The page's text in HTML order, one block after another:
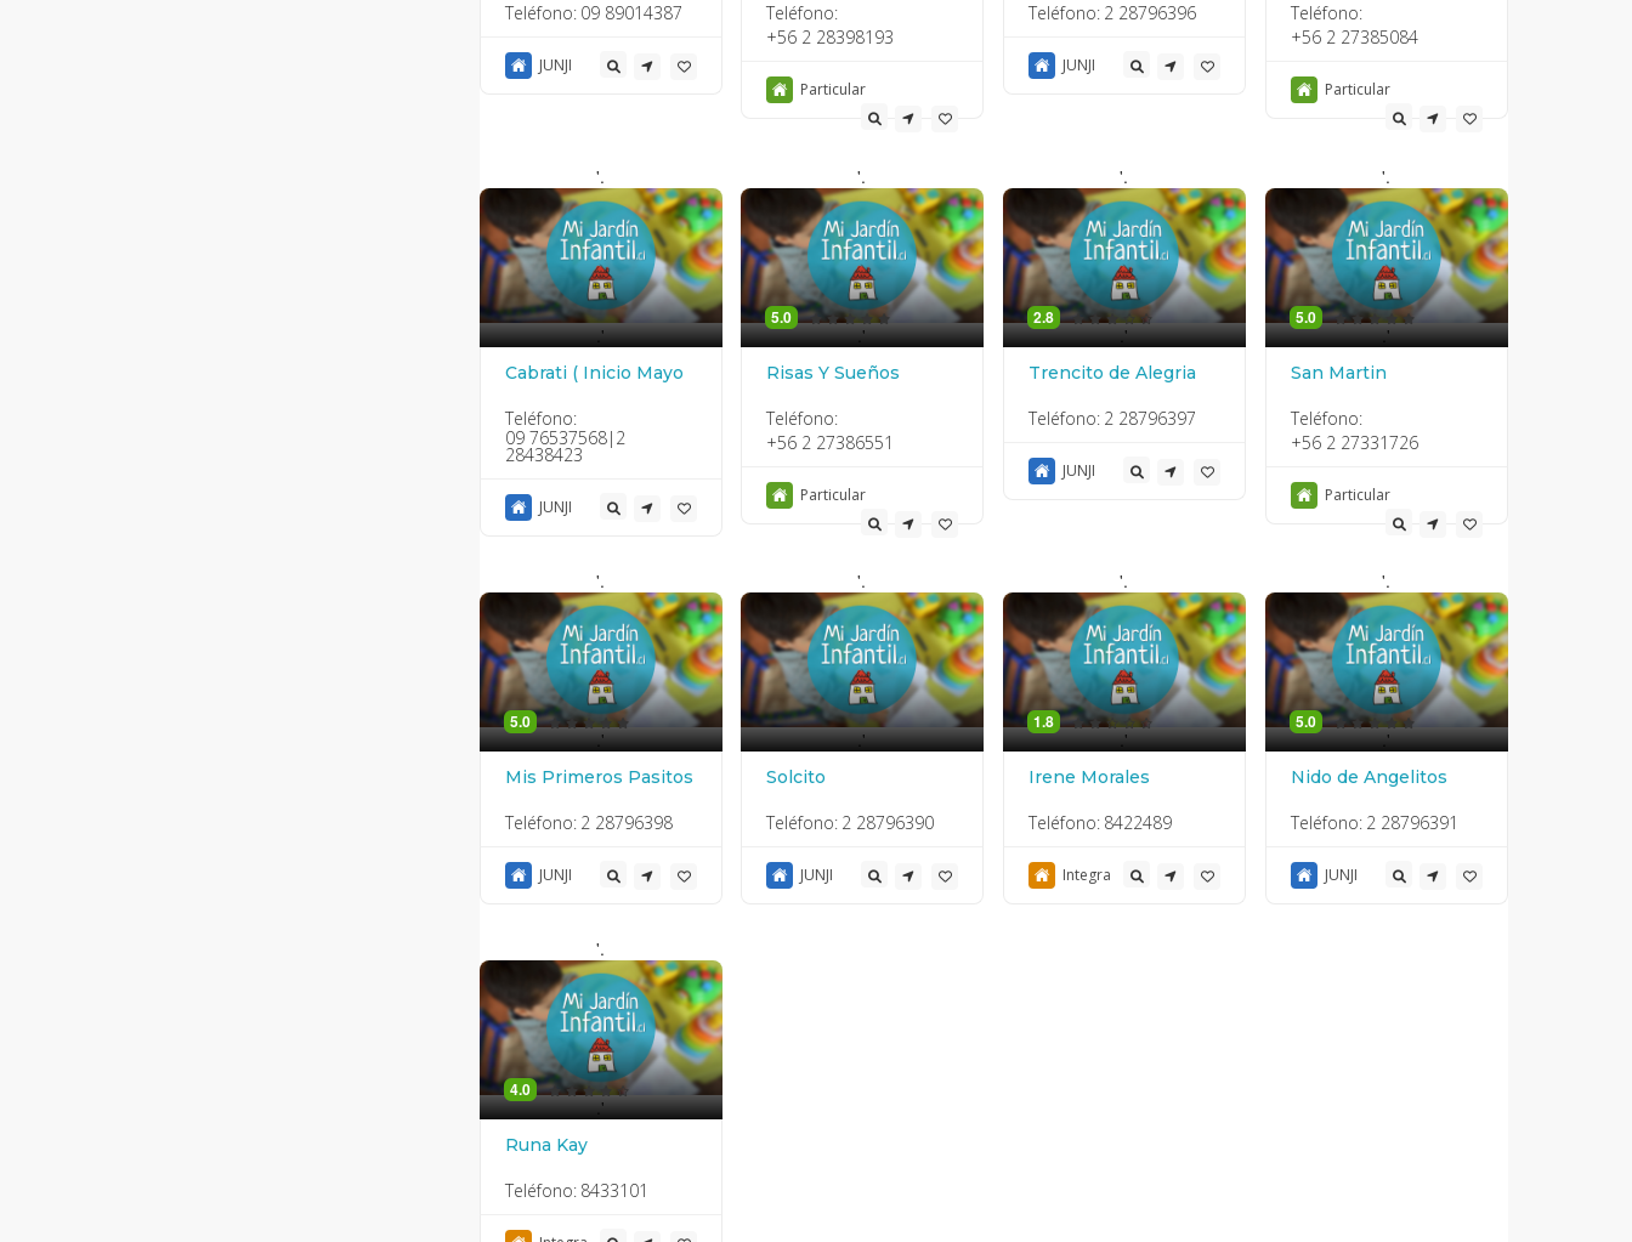
Teléfono: 09 89014387
JUNJI
Teléfono:
+56 2 28398193
Particular
Teléfono: 2 28796396
JUNJI
Teléfono:
+56 2 27385084
Particular
'.
.'
Cabrati ( Inicio Mayo
Teléfono:
09 76537568|2
28438423
JUNJI
'.
.'
5.0
Risas Y Sueños
Teléfono:
+56 2 27386551
Particular
'.
.'
2.8
Trencito de Alegria
Teléfono: 2 28796397
JUNJI
'.
.'
5.0
San Martin
Teléfono:
+56 2 27331726
Particular
'.
.'
5.0
Mis Primeros Pasitos
Teléfono: 2 28796398
JUNJI
'.
.'
Solcito
Teléfono: 2 28796390
JUNJI
'.
.'
1.8
Irene Morales
Teléfono: 8422489
Integra
'.
.'
5.0
Nido de Angelitos
Teléfono: 2 28796391
JUNJI
'.
.'
4.0
Runa Kay
Teléfono: 8433101